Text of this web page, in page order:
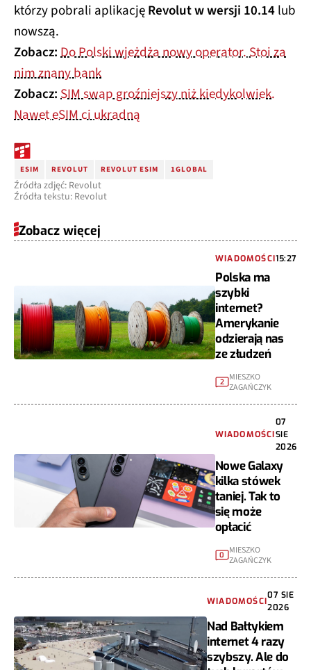
którzy pobrali aplikacjęRevolut w wersji 10.14lub
nowszą.
Zobacz:Do Polski wjeżdża nowy operator. Stoi za
nim znany bank
Zobacz:SIM swap groźniejszy niż kiedykolwiek.
Nawet eSIM ci ukradną
ESIM REVOLUT REVOLUT ESIM 1GLOBAL
Źródła zdjęć: Revolut
Źródła tekstu: Revolut
Zobacz więcej
WIADOMOŚCI15:27
Polska ma
szybki
internet?
Amerykanie
odzierają nas
ze złudzeń
2
MIESZKO
ZAGAŃCZYK
WIADOMOŚCI
07
SIE
2026
Nowe Galaxy
kilka stówek
taniej. Tak to
się może
opłacić
0 MIESZKO
ZAGAŃCZYK
WIADOMOŚCI
07 SIE
2026
Nad Bałtykiem
internet 4 razy
szybszy. Ale do